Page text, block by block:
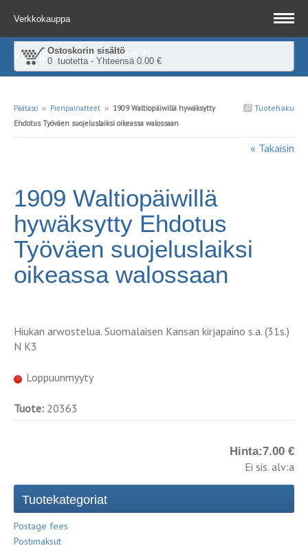
Verkkokauppa
Ostoskorin sisältö
0 tuotetta - Yhteensä 0.00 €
kampinkirjakauppa.fi
Tuotehaku
Päätaso ›› Pienpainatteet ›› 1909 Waltiopäiwillä hywäksytty
Ehdotus Työväen suojeluslaiksi oikeassa walossaan
« Takaisin
1909 Waltiopäiwillä
hywäksytty Ehdotus
Työväen suojeluslaiksi
oikeassa walossaan
Hiukan arwostelua. Suomalaisen Kansan kirjapaino s.a. (31s.)
N K3
Loppuunmyyty
Tuote: 20363
Hinta:7.00 €
Ei sis. alv:a
Tuotekategoriat
Postage fees
Postimaksut